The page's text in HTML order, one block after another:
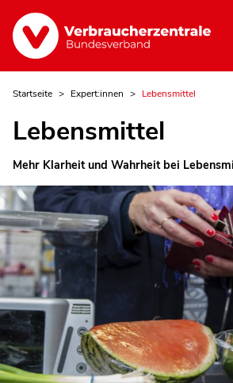
Startseite Expert:innen Lebensmittel
Lebensmittel
Mehr Klarheit und Wahrheit bei